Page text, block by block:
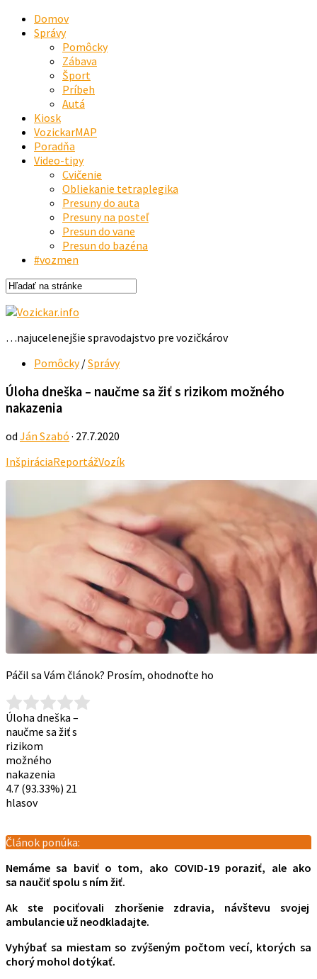
Domov
Správy
Pomôcky
Zábava
Šport
Príbeh
Autá
Kiosk
VozickarMAP
Poradňa
Video-tipy
Cvičenie
Obliekanie tetraplegika
Presuny do auta
Presuny na posteľ
Presun do vane
Presun do bazéna
#vozmen
…najucelenejšie spravodajstvo pre vozičkárov
Pomôcky /Správy
Úloha dneška – naučme sa žiť s rizikom možného
nakazenia
od Ján Szabó · 27.7.2020
InšpiráciaReportážVozík
Páčil sa Vám článok? Prosím, ohodnoťte ho
Úloha dneška –
naučme sa žiť s
rizikom
možného
nakazenia
4.7 (93.33%) 21
hlasov
Článok ponúka:
Nemáme sa baviť o tom, ako COVID-19 poraziť, ale ako
sa naučiť spolu s ním žiť.
Ak ste pociťovali zhoršenie zdravia, návštevu svojej
ambulancie už neodkladajte.
Vyhýbať sa miestam so zvýšeným počtom vecí, ktorých sa
chorý mohol dotýkať.